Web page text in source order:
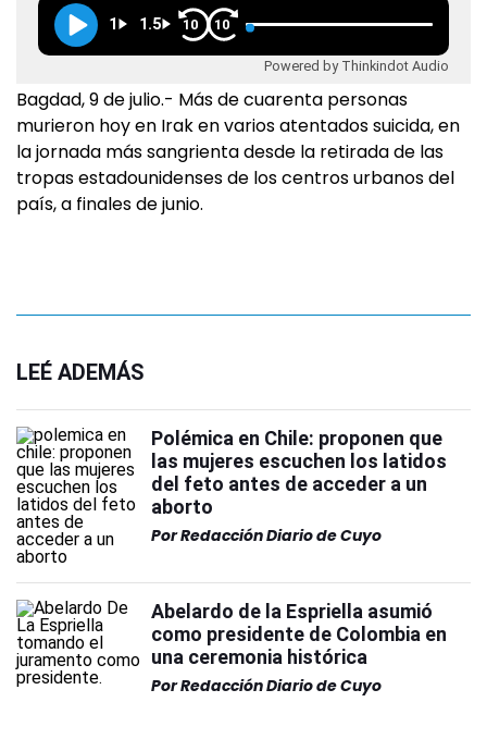
1 1.5 10 10
Powered by Thinkindot Audio
Bagdad, 9 de julio.- Más de cuarenta personas
murieron hoy en Irak en varios atentados suicida, en
la jornada más sangrienta desde la retirada de las
tropas estadounidenses de los centros urbanos del
país, a finales de junio.
LEÉ ADEMÁS
Polémica en Chile: proponen que
las mujeres escuchen los latidos
del feto antes de acceder a un
aborto
PorRedacción Diario de Cuyo
Abelardo de la Espriella asumió
como presidente de Colombia en
una ceremonia histórica
PorRedacción Diario de Cuyo